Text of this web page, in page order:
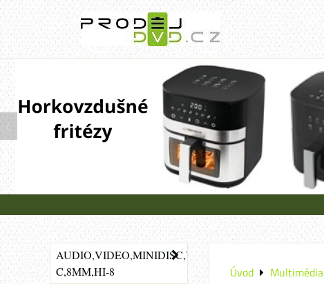
Úvod Multimédia
AUDIO,VIDEO,MINIDISC,VHS-
C,8MM,HI-8